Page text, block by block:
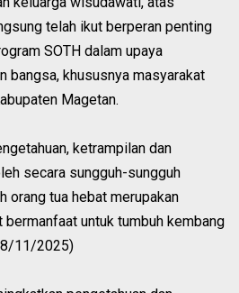
telah ikut berperan penting
SOTH dalam upaya
bangsa, khususnya masyarakat
Magetan.
ketrampilan dan
secara sungguh-sungguh
orang tua hebat merupakan
bermanfaat untuk tumbuh kembang
11/2025)